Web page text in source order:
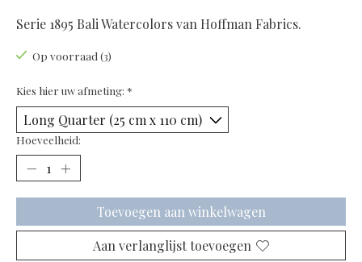
Serie 1895 Bali Watercolors van Hoffman Fabrics.
Op voorraad (3)
Kies hier uw afmeting: *
Hoeveelheid:
Toevoegen aan winkelwagen
Aan verlanglijst toevoegen